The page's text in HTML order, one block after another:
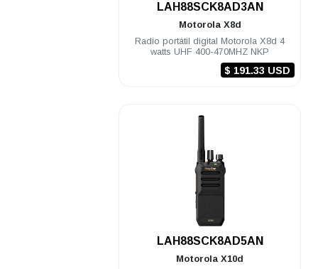
LAH88SCK8AD3AN
Motorola X8d
Radio portátil digital Motorola X8d 4
watts UHF 400-470MHZ NKP
$ 191.33 USD
LAH88SCK8AD5AN
MotorolaX10d